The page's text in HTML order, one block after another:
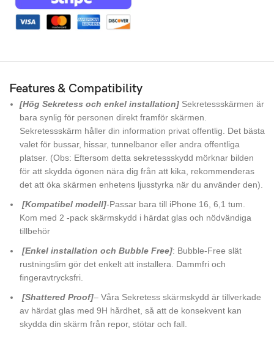
Features & Compatibility
[Hög Sekretess och enkel installation] Sekretessskärmen är
bara synlig för personen direkt framför skärmen.
Sekretessskärm håller din information privat offentlig. Det bästa
valet för bussar, hissar, tunnelbanor eller andra offentliga
platser. (Obs: Eftersom detta sekretessskydd mörknar bilden
för att skydda ögonen nära dig från att kika, rekommenderas
det att öka skärmen enhetens ljusstyrka när du använder den).
[Kompatibel modell]-Passar bara till iPhone 16, 6,1 tum.
Kom med 2 -pack skärmskydd i härdat glas och nödvändiga
tillbehör
[Enkel installation och Bubble Free]: Bubble-Free slät
rustningslim gör det enkelt att installera. Dammfri och
fingeravtrycksfri.
[Shattered Proof]– Våra Sekretess skärmskydd är tillverkade
av härdat glas med 9H hårdhet, så att de konsekvent kan
skydda din skärm från repor, stötar och fall.